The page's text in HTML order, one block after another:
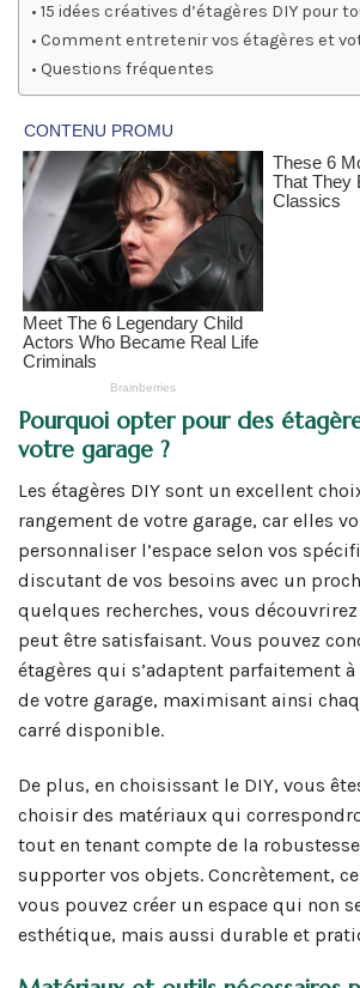
15 idées créatives d’étagères DIY pour
Comment entretenir vos étagères et
Questions fréquentes
Pourquoi opter pour des
votre garage ?
Les étagères DIY sont un excellent
rangement de votre garage, car elles
personnaliser l’espace selon vos
discutant de vos besoins avec un
quelques recherches, vous
peut être satisfaisant. Vous pouvez
étagères qui s’adaptent parfaitement
de votre garage, maximisant ainsi
carré disponible.
De plus, en choisissant le DIY, vous
choisir des matériaux qui
tout en tenant compte de la
supporter vos objets. Concrètement,
vous pouvez créer un espace qui non
esthétique, mais aussi durable et